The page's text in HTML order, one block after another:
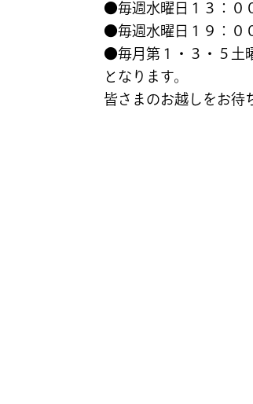
●毎週水曜日１３：０
●毎週水曜日１９：０
●毎月第１・３・５土
となります。
皆さまのお越しをお待